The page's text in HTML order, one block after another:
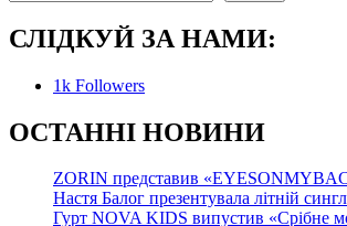
СЛІДКУЙ ЗА НАМИ:
1k Followers
ОСТАННІ НОВИНИ
ZORIN представив
Настя Балог презентувала літній
Гурт NOVA KIDS випустив «Срібне